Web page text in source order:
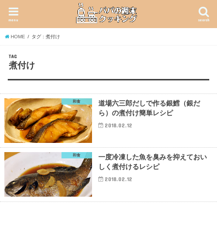
search
menu
HOME タグ : 煮付け
TAG
煮付け
和食
道場六三郎だしで作る銀鱈（銀だ
ら）の煮付け簡単レシピ
2018.02.12
和食
一度冷凍した魚を臭みを抑えておい
しく煮付けるレシピ
2018.02.12